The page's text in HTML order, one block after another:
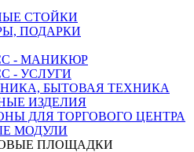
СТОЙКИ
ПОДАРКИ
- МАНИКЮР
- УСЛУГИ
БЫТОВАЯ ТЕХНИКА
ИЗДЕЛИЯ
ДЛЯ ТОРГОВОГО ЦЕНТРА
МОДУЛИ
ПЛОЩАДКИ